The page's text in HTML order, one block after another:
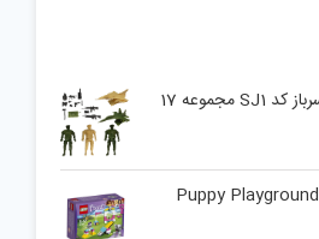
اسباب بازی جنگی مدل سرباز کد SJ1 مجموعه 17
لگو سری Friends مدل Puppy Playground